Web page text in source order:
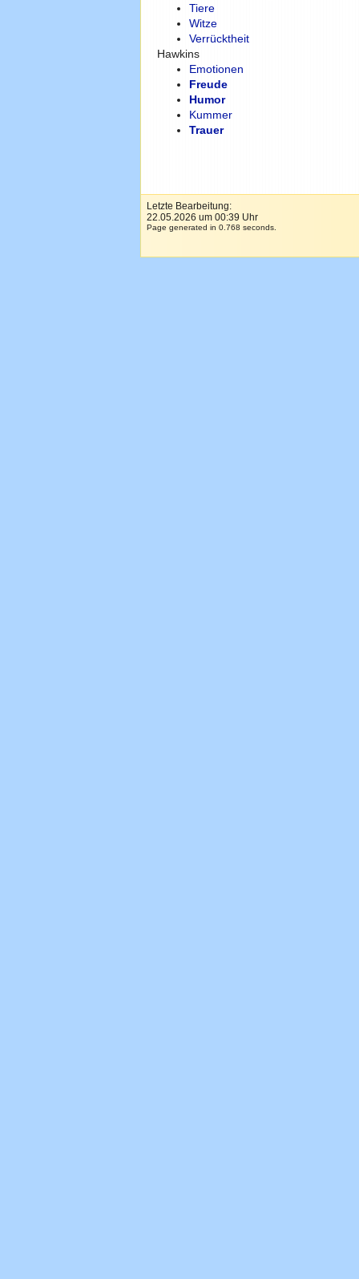
Tiere
Witze
Verrücktheit
Hawkins
Emotionen
Freude
Humor
Kummer
Trauer
Letzte Bearbeitung:
22.05.2026 um 00:39 Uhr
Page generated in 0.768 seconds.